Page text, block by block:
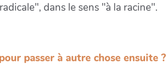
dans le sens "à la racine".
passer à autre chose ensuite ?